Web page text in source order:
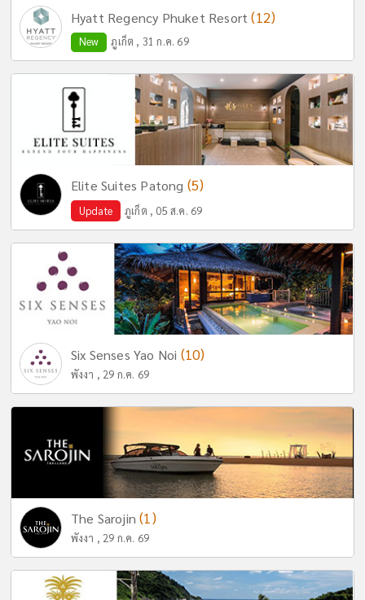
Hyatt Regency Phuket Resort(12)
New ภูเก็ต , 31 ก.ค. 69
Elite Suites Patong (5)
Update ภูเก็ต , 05 ส.ค. 69
Six Senses Yao Noi (10)
พังงา , 29 ก.ค. 69
The Sarojin(1)
พังงา , 29 ก.ค. 69